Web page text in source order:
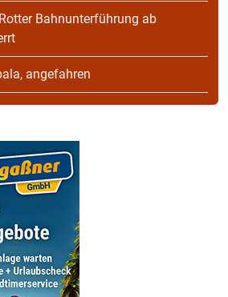
Rotter Bahnunterführung ab
angefahren